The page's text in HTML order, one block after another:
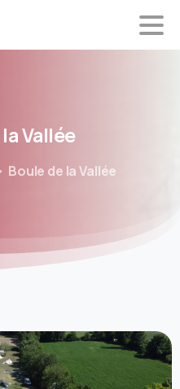
laVallée
Boule de la Vallée